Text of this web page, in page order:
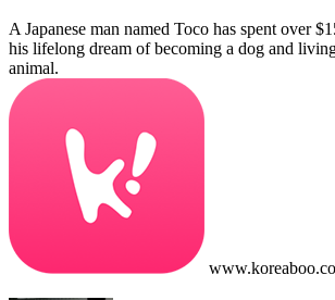
A Japanese man named Toco has spent over
his lifelong dream of becoming a dog and
animal.